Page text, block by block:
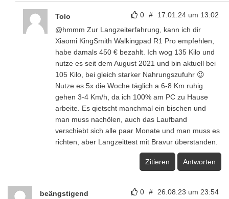
0 # 17.01.24 um 13:02
Tolo
@hmmm Zur Langzeiterfahrung, kann ich dir
Xiaomi KingSmith Walkingpad R1 Pro empfehlen,
habe damals 450 € bezahlt. Ich wog 135 Kilo und
nutze es seit dem August 2021 und bin aktuell bei
105 Kilo, bei gleich starker Nahrungszufuhr 😉
Nutze es 5x die Woche täglich a 6-8 Km ruhig
gehen 3-4 Km/h, da ich 100% am PC zu Hause
arbeite. Es qietscht manchmal ein bischen und
man muss nachölen, auch das Laufband
verschiebt sich alle paar Monate und man muss es
richten, aber Langzeittest mit Bravur überstanden.
Zitieren Antworten
0 # 26.08.23 um 23:54
beängstigend